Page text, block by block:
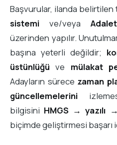
Başvurular, ilanda belirtilen
sistemi ve/veya
üzerinden yapılır.
başına yeterli değildir;
üstünlüğü ve mülakat
Adayların sürece zaman
güncellemelerini
bilgisini HMGS → yazılı
biçimde geliştirmesi başarı